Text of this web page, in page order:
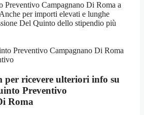
Preventivo Campagnano Di Roma a
per importi elevati e lunghe
Del Quinto dello stipendio più
per ricevere ulteriori info su
Preventivo
Roma